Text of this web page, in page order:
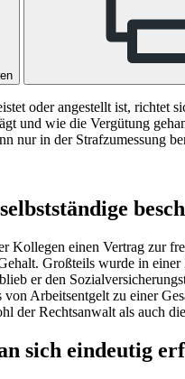
oder angestellt ist, richtet
und wie die Vergütung
nur in der Strafzumessung
Kollegen einen Vertrag zur
Großteils wurde in
blieb er den
Arbeitsentgelt zu einer
der Rechtsanwalt als auch
sich eindeutig